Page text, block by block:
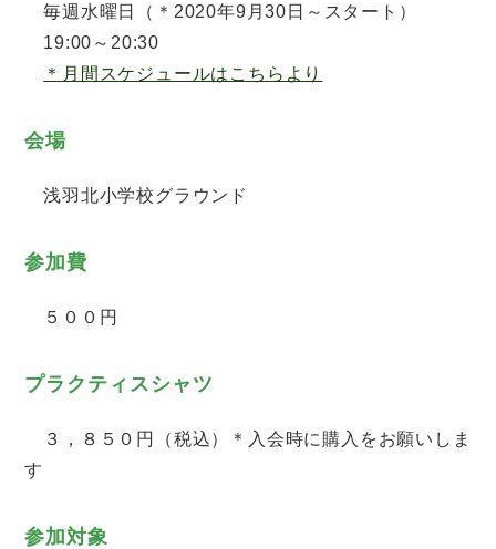
毎週水曜日（＊2020年9月30日～スタート）
19:00～20:30
＊月間スケジュールはこちらより
会場
浅羽北小学校グラウンド
参加費
５００円
プラクティスシャツ
３，８５０円（税込）＊入会時に購入をお願いしま
す
参加対象